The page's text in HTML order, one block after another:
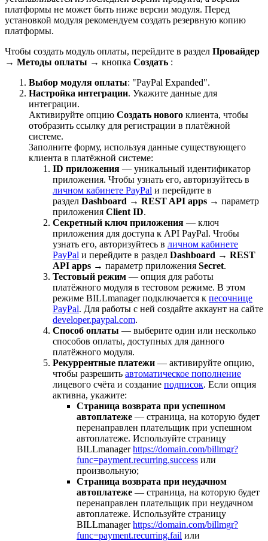
платформы не может быть ниже версии модуля. Перед
установкой модуля рекомендуем создать резервную копию
платформы.
Чтобы создать модуль оплаты, перейдите в раздел Провайдер
→ Методы оплаты → кнопка Создать :
Выбор модуля оплаты: "PayPal Expanded".
Настройка интеграции. Укажите данные для
интеграции.
Активируйте опцию Создать нового клиента, чтобы
отобразить ссылку для регистрации в платёжной
системе.
Заполните форму, используя данные существующего
клиента в платёжной системе:
ID приложения — уникальный идентификатор
приложения. Чтобы узнать его, авторизуйтесь в
личном кабинете PayPal и перейдите в
раздел Dashboard → REST API apps → параметр
приложения Client ID.
Секретный ключ приложения — ключ
приложения для доступа к API PayPal. Чтобы
узнать его, авторизуйтесь в личном кабинете
PayPal и перейдите в раздел Dashboard → REST
API apps → параметр приложения Secret.
Тестовый режим — опция для работы
платёжного модуля в тестовом режиме. В этом
режиме BILLmanager подключается к песочнице
PayPal. Для работы с ней создайте аккаунт на сайте
developer.paypal.com.
Способ оплаты — выберите один или несколько
способов оплаты, доступных для данного
платёжного модуля.
Рекуррентные платежи — активируйте опцию,
чтобы разрешить автоматическое пополнение
лицевого счёта и создание подписок. Если опция
активна, укажите:
Страница возврата при успешном
автоплатеже — страница, на которую будет
перенаправлен плательщик при успешном
автоплатеже. Используйте страницу
BILLmanagerhttps://domain.com/billmgr?
func=payment.recurring.success или
произвольную;
Страница возврата при неудачном
автоплатеже — cтраница, на которую будет
перенаправлен плательщик при неудачном
автоплатеже. Используйте страницу
BILLmanagerhttps://domain.com/billmgr?
func=payment.recurring.fail или